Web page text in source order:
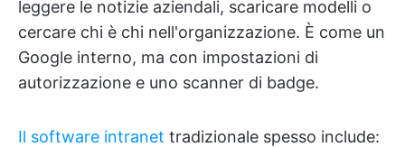
leggere le notizie aziendali, scaricare modelli o
cercare chi è chi nell'organizzazione. È come un
Google interno, ma con impostazioni di
autorizzazione e uno scanner di badge.
Il software intranet tradizionale spesso include: